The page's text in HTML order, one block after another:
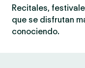
Recitales,
que se disfrutan
conociendo.